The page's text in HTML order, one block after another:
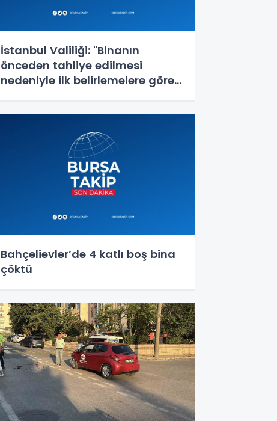
İstanbul Valiliği: "Binanın
önceden tahliye edilmesi
nedeniyle ilk belirlemelere göre
yaralanma bulunmamaktadır"
Bahçelievler’de 4 katlı boş bina
çöktü